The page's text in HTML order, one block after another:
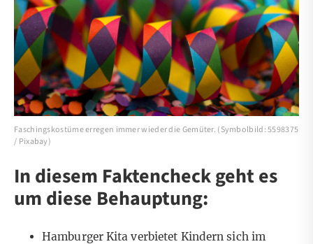
Faschingskostüme erregen immer wieder die Gemüter. (Symbolbild: 5598375
/ Pixabay)
In diesem Faktencheck geht es
um diese Behauptung:
Hamburger Kita verbietet Kindern sich im